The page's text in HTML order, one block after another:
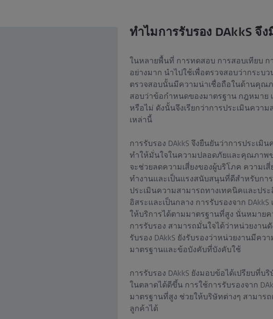
ทำไมการรับรอง DAkkS จึ
ในหลายพื้นที่ การทดสอบ การสอบเทียบ ก
อย่างมาก นำไปใช้เพื่อตรวจสอบว่ากระ
ตรวจสอบนั้นมีความน่าเชื่อถือในด้านคุณ
สอบว่าข้อกำหนดของมาตรฐาน กฎหมาย
หรือไม่ ดังนั้นจึงเรียกว่าการประเมินควา
เหล่านี้
การรับรอง DAkkS จึงยืนยันว่าการประเ
ทำให้มั่นใจในความปลอดภัยและคุณภา
จะช่วยลดความเสี่ยงของผู้บริโภค ความเ
ทำงานและเป็นแรงสนับสนุนที่ดีสำหรับกา
ประเมินความสามารถทางเทคนิคและปร
อิสระและเป็นกลาง การรับรองจาก
ให้บริการได้ตามมาตรฐานที่สูง นั่นหมาย
การรับรอง สามารถมั่นใจได้ว่าหน่วยงาน
รับรอง DAkkS ยังรับรองว่าหน่วยงานมีค
มาตรฐานและข้อบังคับที่บังคับใช้
การรับรอง DAkkS ยังมอบข้อได้เปรียบที่
ในตลาดได้ดีขึ้น การใช้การรับรองจาก
มาตรฐานที่สูง ช่วยให้บริษัทต่างๆ สามาร
ลูกค้าได้